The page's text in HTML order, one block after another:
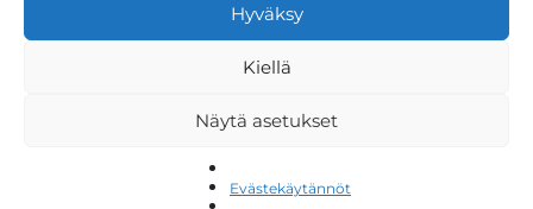
Hyväksy
Kiellä
Näytä asetukset
Evästekäytännöt
Eurooppaan matkaavan on huolehdittava, että yleisen
rokotusohjelman mukaiset rokotukset ovat kunnossa. Tanskaan
matkustettaessa tarvitsee siis tarkistaa omat rokotukset ainakin